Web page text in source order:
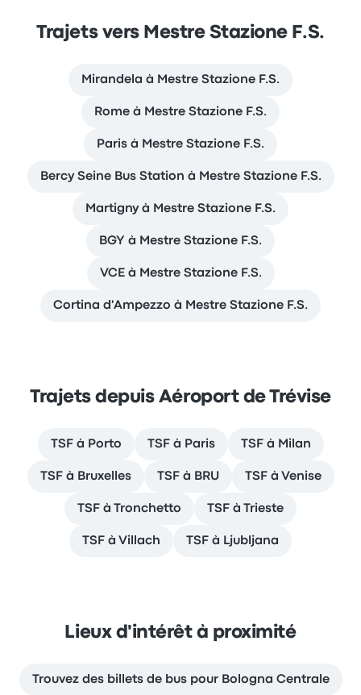
Trajets vers Mestre Stazione F.S.
Mirandela à Mestre Stazione F.S.
Rome à Mestre Stazione F.S.
Paris à Mestre Stazione F.S.
Bercy Seine Bus Station à Mestre Stazione F.S.
Martigny à Mestre Stazione F.S.
BGY à Mestre Stazione F.S.
VCE à Mestre Stazione F.S.
Cortina d'Ampezzo à Mestre Stazione F.S.
Trajets depuis Aéroport de Trévise
TSF à Porto TSF à Paris TSF à Milan
TSF à Bruxelles TSF à BRU TSF à Venise
TSF à Tronchetto TSF à Trieste
TSF à Villach TSF à Ljubljana
Lieux d'intérêt à proximité
Trouvez des billets de bus pour Bologna Centrale